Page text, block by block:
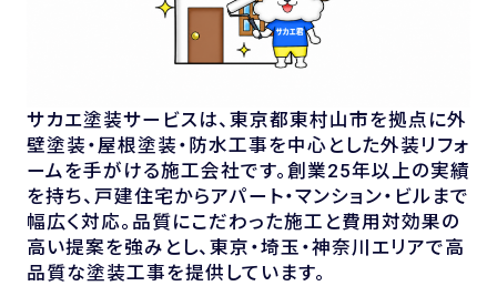
サカエ塗装サービスは、東京都東村山市を拠点に外
壁塗装・屋根塗装・防水工事を中心とした外装リフォ
ームを手がける施工会社です。創業25年以上の実績
を持ち、戸建住宅からアパート・マンション・ビルまで
幅広く対応。品質にこだわった施工と費用対効果の
高い提案を強みとし、東京・埼玉・神奈川エリアで高
品質な塗装工事を提供しています。